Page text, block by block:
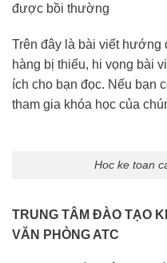
được bồi thường
Trên đây là bài viết hướng
hàng bị thiếu, hi vọng bài
ích cho bạn đọc. Nếu bạn
tham gia khóa học của
Hoc ke toan
TRUNG TÂM ĐÀO TẠO
VĂN PHÒNG ATC